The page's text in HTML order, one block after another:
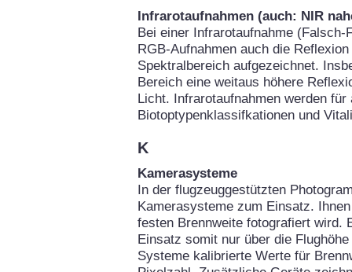
Infrarotaufnahmen (auch: NIR
Bei einer Infrarotaufnahme
RGB-Aufnahmen auch die
Spektralbereich aufgezeichnet.
Bereich eine weitaus höhere
Licht. Infrarotaufnahmen werden
Biotoptypenklassifkationen und
K
Kamerasysteme
In der flugzeuggestützten
Kamerasysteme zum Einsatz.
festen Brennweite fotografiert wird.
Einsatz somit nur über die
Systeme kalibrierte Werte für